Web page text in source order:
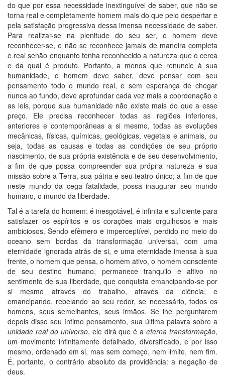
do que por essa necessidade inextinguível de saber, que não se
torna real e completamente homem mais do que pelo despertar e
pela satisfação progressiva dessa imensa necessidade de saber.
Para realizar-se na plenitude do seu ser, o homem deve
reconhecer-se, e não se reconhece jamais de maneira completa
e real senão enquanto tenha reconhecido a natureza que o cerca
e da qual é produto. Portanto, a menos que renuncie à sua
humanidade, o homem deve saber, deve pensar com seu
pensamento todo o mundo real, e sem esperança de chegar
nunca ao fundo, deve aprofundar cada vez mais a coordenação e
as leis, porque sua humanidade não existe mais do que a esse
preço. Ele precisa reconhecer todas as regiões inferiores,
anteriores e contemporâneas a si mesmo, todas as evoluções
mecânicas, físicas, químicas, geológicas, vegetais e animais, ou
seja, todas as causas e todas as condições de seu próprio
nascimento, de sua própria existência e de seu desenvolvimento,
a fim de que possa compreender sua própria natureza e sua
missão sobre a Terra, sua pátria e seu teatro único; a fim de que
neste mundo da cega fatalidade, possa inaugurar seu mundo
humano, o mundo da liberdade.
Tal é a tarefa do homem: é inesgotável, é infinita e suficiente para
satisfazer os espíritos e os corações mais orgulhosos e mais
ambiciosos. Sendo efêmero e imperceptível, perdido no meio do
oceano sem bordas da transformação universal, com uma
eternidade ignorada atrás de si, e uma eternidade imensa à sua
frente, o homem que pensa, o homem ativo, o homem consciente
de seu destino humano, permanece tranquilo e altivo no
sentimento de sua liberdade, que conquista emancipando-se por
si mesmo através do trabalho, através da ciência, e
emancipando, rebelando ao seu redor, se necessário, todos os
homens, seus semelhantes, seus irmãos. Se lhe perguntarem
depois disso seu íntimo pensamento, sua última palavra sobre a
unidade real do universo, ele dirá que é aeterna transformação,
um movimento infinitamente detalhado, diversificado, e por isso
mesmo, ordenado em si, mas sem começo, nem limite, nem fim.
É, portanto, o contrário absoluto da providência: a negação de
deus.